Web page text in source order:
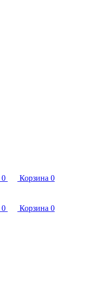
0 Корзина 0
0 Корзина 0